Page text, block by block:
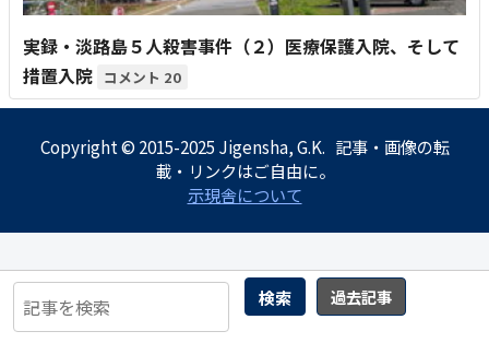
検索 過去記事
実録・淡路島５人殺害事件（２）医療保護入院、そして
措置入院
20
Copyright © 2015-2025 Jigensha, G.K. 記事・画像の転
載・リンクはご自由に。
示現舎について